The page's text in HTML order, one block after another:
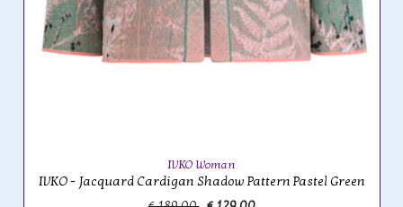
IVKO Woman
IVKO - Jacquard Cardigan Shadow Pattern Pastel Green